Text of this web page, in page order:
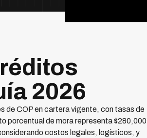
2026
de COP en cartera vigente, con tasas de
porcentual de mora representa $280,000
costos legales, logísticos, y